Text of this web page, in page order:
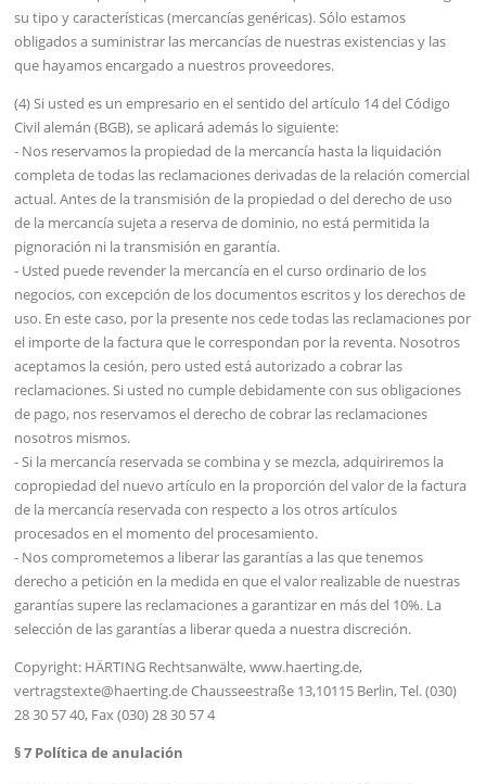
su tipo y características (mercancías genéricas). Sólo estamos
obligados a suministrar las mercancías de nuestras existencias y las
que hayamos encargado a nuestros proveedores.
(4) Si usted es un empresario en el sentido del artículo 14 del Código
Civil alemán (BGB), se aplicará además lo siguiente:
- Nos reservamos la propiedad de la mercancía hasta la liquidación
completa de todas las reclamaciones derivadas de la relación comercial
actual. Antes de la transmisión de la propiedad o del derecho de uso
de la mercancía sujeta a reserva de dominio, no está permitida la
pignoración ni la transmisión en garantía.
- Usted puede revender la mercancía en el curso ordinario de los
negocios, con excepción de los documentos escritos y los derechos de
uso. En este caso, por la presente nos cede todas las reclamaciones por
el importe de la factura que le correspondan por la reventa. Nosotros
aceptamos la cesión, pero usted está autorizado a cobrar las
reclamaciones. Si usted no cumple debidamente con sus obligaciones
de pago, nos reservamos el derecho de cobrar las reclamaciones
nosotros mismos.
- Si la mercancía reservada se combina y se mezcla, adquiriremos la
copropiedad del nuevo artículo en la proporción del valor de la factura
de la mercancía reservada con respecto a los otros artículos
procesados en el momento del procesamiento.
- Nos comprometemos a liberar las garantías a las que tenemos
derecho a petición en la medida en que el valor realizable de nuestras
garantías supere las reclamaciones a garantizar en más del 10%. La
selección de las garantías a liberar queda a nuestra discreción.
Copyright: HÄRTING Rechtsanwälte, www.haerting.de,
vertragstexte@haerting.de Chausseestraße 13,10115 Berlin, Tel. (030)
28 30 57 40, Fax (030) 28 30 57 4
§ 7 Política de anulación